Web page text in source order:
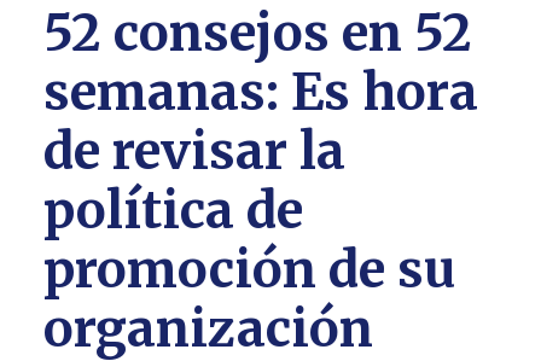
52 consejos en 52
semanas: Es hora
de revisar la
política de
promoción de su
organización